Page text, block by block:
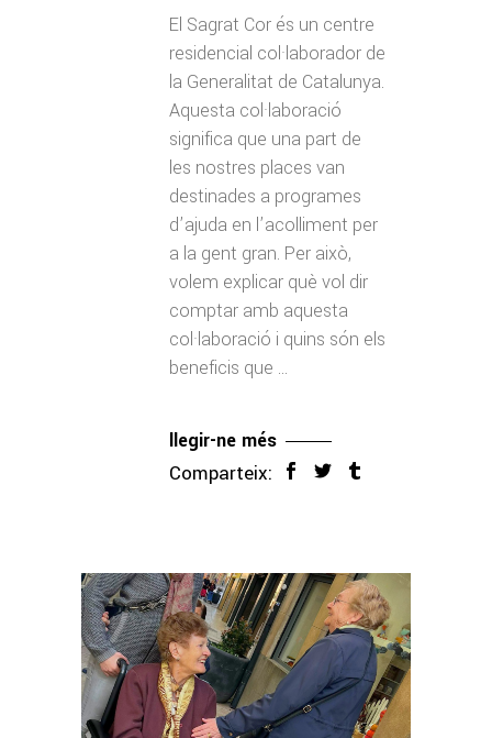
El Sagrat Cor és un centre
residencial col·laborador de
la Generalitat de Catalunya.
Aquesta col·laboració
significa que una part de
les nostres places van
destinades a programes
d’ajuda en l’acolliment per
a la gent gran. Per això,
volem explicar què vol dir
comptar amb aquesta
col·laboració i quins són els
beneficis que
llegir-ne més
Comparteix: